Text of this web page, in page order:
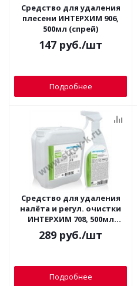
Средство для удаления
плесени ИНТЕРХИМ 906,
500мл (спрей)
147 руб./шт
Подробнее
Средство для удаления
налёта и регул. очистки
ИНТЕРХИМ 708, 500мл
(бескисл.) спрей
289 руб./шт
Подробнее